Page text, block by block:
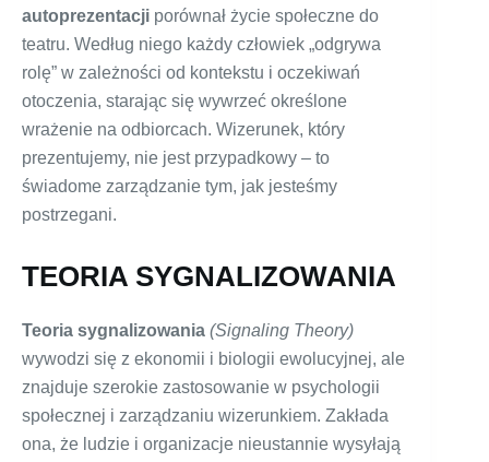
autoprezentacji porównał życie społeczne do
teatru. Według niego każdy człowiek „odgrywa
rolę” w zależności od kontekstu i oczekiwań
otoczenia, starając się wywrzeć określone
wrażenie na odbiorcach. Wizerunek, który
prezentujemy, nie jest przypadkowy – to
świadome zarządzanie tym, jak jesteśmy
postrzegani.
TEORIA SYGNALIZOWANIA
Teoria sygnalizowania (Signaling Theory)
wywodzi się z ekonomii i biologii ewolucyjnej, ale
znajduje szerokie zastosowanie w psychologii
społecznej i zarządzaniu wizerunkiem. Zakłada
ona, że ludzie i organizacje nieustannie wysyłają